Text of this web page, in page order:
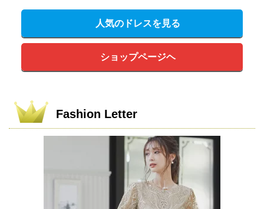
人気のドレスを見る
ショップページヘ
Fashion Letter